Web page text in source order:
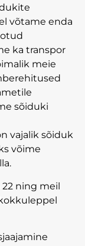
võtame enda
ka transpor
meie
sõiduki
vajalik sõiduk
võime
ning meil